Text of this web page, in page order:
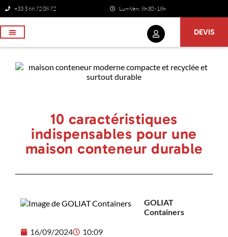
+33 3 66 72 08 72 Lun-Ven: 8h30 -18h
DEVIS
10 caractéristiques
indispensables pour une
maison conteneur durable
GOLIAT
Containers
16/09/2024 10:09